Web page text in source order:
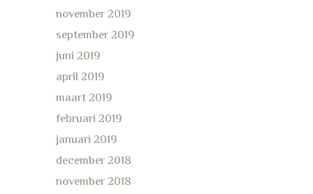
november 2019
september 2019
juni 2019
april 2019
maart 2019
februari 2019
januari 2019
december 2018
november 2018